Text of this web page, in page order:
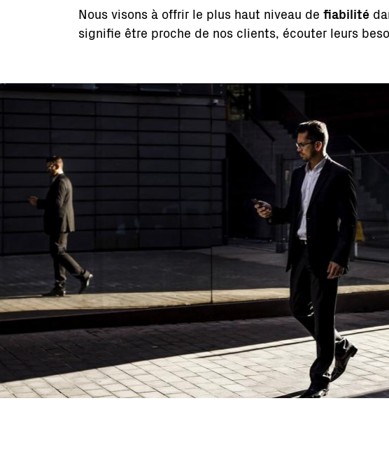
Nous visons à offrir le plus haut niveau de fiabilité
signifie être proche de nos clients, écouter leurs